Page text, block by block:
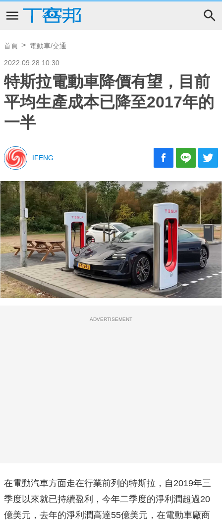
首頁 電動車/交通
2022.09.28 10:30
特斯拉電動車降價有望，目前
平均生產成本已降至2017年的
一半
IFENG
ADVERTISEMENT
在電動汽車方面走在行業前列的特斯拉，自2019年三
季度以來就已持續盈利，今年二季度的淨利潤超過20
億美元，去年的淨利潤高達55億美元，在電動車廠商